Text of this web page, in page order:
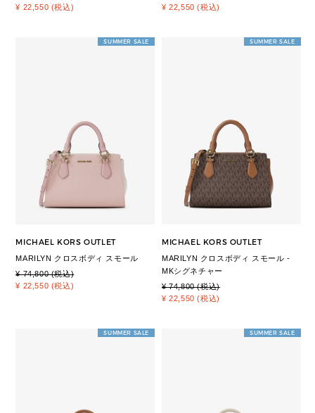
¥ 22,550 (税込)
¥ 22,550 (税込)
SUMMER SALE
MICHAEL KORS OUTLET
MARILYN クロスボディ スモール
¥ 74,800 (税込)
¥ 22,550 (税込)
SUMMER SALE
MICHAEL KORS OUTLET
MARILYN クロスボディ スモール -
MKシグネチャー
¥ 74,800 (税込)
¥ 22,550 (税込)
SUMMER SALE SUMMER SALE